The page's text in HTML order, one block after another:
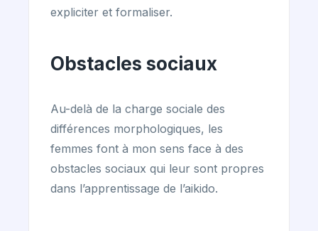
expliciter et formaliser.
Obstacles sociaux
Au-delà de la charge sociale des
différences morphologiques, les
femmes font à mon sens face à des
obstacles sociaux qui leur sont propres
dans l’apprentissage de l’aikido.